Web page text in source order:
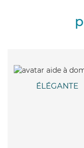
ÉLÉGANTE